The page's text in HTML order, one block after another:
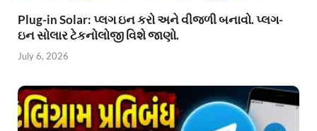
Plug-in Solar: પ્લગ ઇન કરો અને વીજળી બનાવો. પ્લગ-
ઇન સોલાર ટેકનોલોજી વિશે જાણો.
July 6, 2026